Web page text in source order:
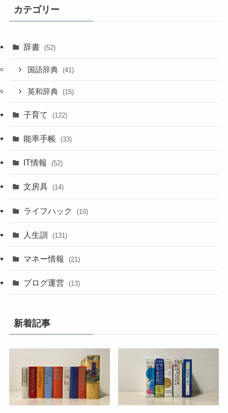
カテゴリー
辞書 (52)
国語辞典 (41)
英和辞典 (15)
子育て (122)
能率手帳 (33)
IT情報 (52)
文房具 (14)
ライフハック (10)
人生訓 (131)
マネー情報 (21)
ブログ運営 (13)
新着記事